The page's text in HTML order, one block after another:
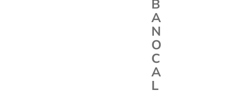
B
A
N
O
C
A
L